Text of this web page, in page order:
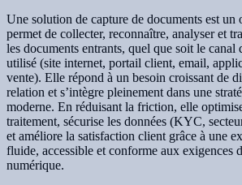
Une solution de capture de documents est
permet de collecter, reconnaître, analyser et
les documents entrants, quel que soit le canal
utilisé (site internet, portail client, email,
vente). Elle répond à un besoin croissant de
relation et s’intègre pleinement dans une
moderne. En réduisant la friction, elle
traitement, sécurise les données (KYC,
et améliore la satisfaction client grâce à une
fluide, accessible et conforme aux exigences
numérique.